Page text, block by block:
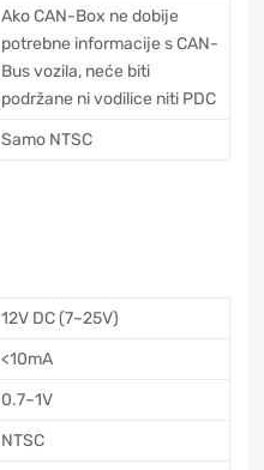
Ako CAN-Box ne dobije
potrebne informacije s CAN-
Bus vozila, neće biti
podržane ni vodilice niti PDC
Samo NTSC
12V DC (7~25V)
<10mA
0.7~1V
NTSC